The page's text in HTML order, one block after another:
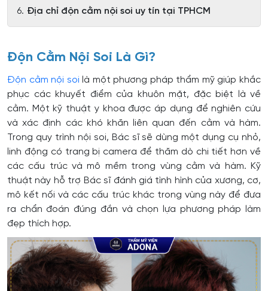
Địa chỉ độn cằm nội soi uy tín tại TPHCM
Độn Cằm Nội Soi Là Gì?
Độn cằm nội soi là một phương pháp thẩm mỹ giúp khắc
phục các khuyết điểm của khuôn mặt, đặc biệt là về
cằm. Một kỹ thuật y khoa được áp dụng để nghiên cứu
và xác định các khó khăn liên quan đến cằm và hàm.
Trong quy trình nội soi, Bác sĩ sẽ dùng một dụng cụ nhỏ,
linh động có trang bị camera để thăm dò chi tiết hơn về
các cấu trúc và mô mềm trong vùng cằm và hàm. Kỹ
thuật này hỗ trợ Bác sĩ đánh giá tình hình của xương, cơ,
mô kết nối và các cấu trúc khác trong vùng này để đưa
ra chẩn đoán đúng đắn và chọn lựa phương pháp làm
đẹp thích hợp.